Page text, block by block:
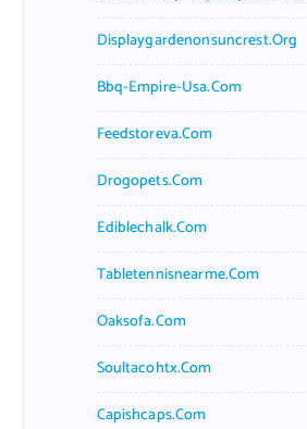
Displaygardenonsuncrest.org
Bbq-Empire-Usa.com
Feedstoreva.com
Drogopets.com
Ediblechalk.com
Tabletennisnearme.com
Oaksofa.com
Soultacohtx.com
Capishcaps.com